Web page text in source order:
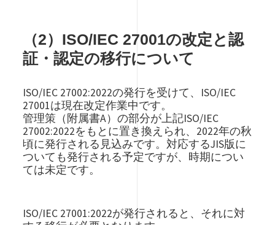
（2）ISO/IEC 27001の改定と認
証・認定の移行について
ISO/IEC 27002:2022の発行を受けて、ISO/IEC
27001は現在改定作業中です。
管理策（附属書A）の部分が上記ISO/IEC
27002:2022をもとに置き換えられ、2022年の秋
頃に発行される見込みです。対応するJIS版に
ついても発行される予定ですが、時期につい
ては未定です。
ISO/IEC 27001:2022が発行されると、それに対